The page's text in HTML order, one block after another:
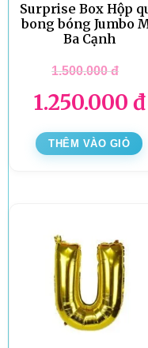
Surprise Box Hộp
bong bóng Jumbo
Ba Cạnh
1.500.000đ
1.250.000 đ
THÊM VÀO GIỎ